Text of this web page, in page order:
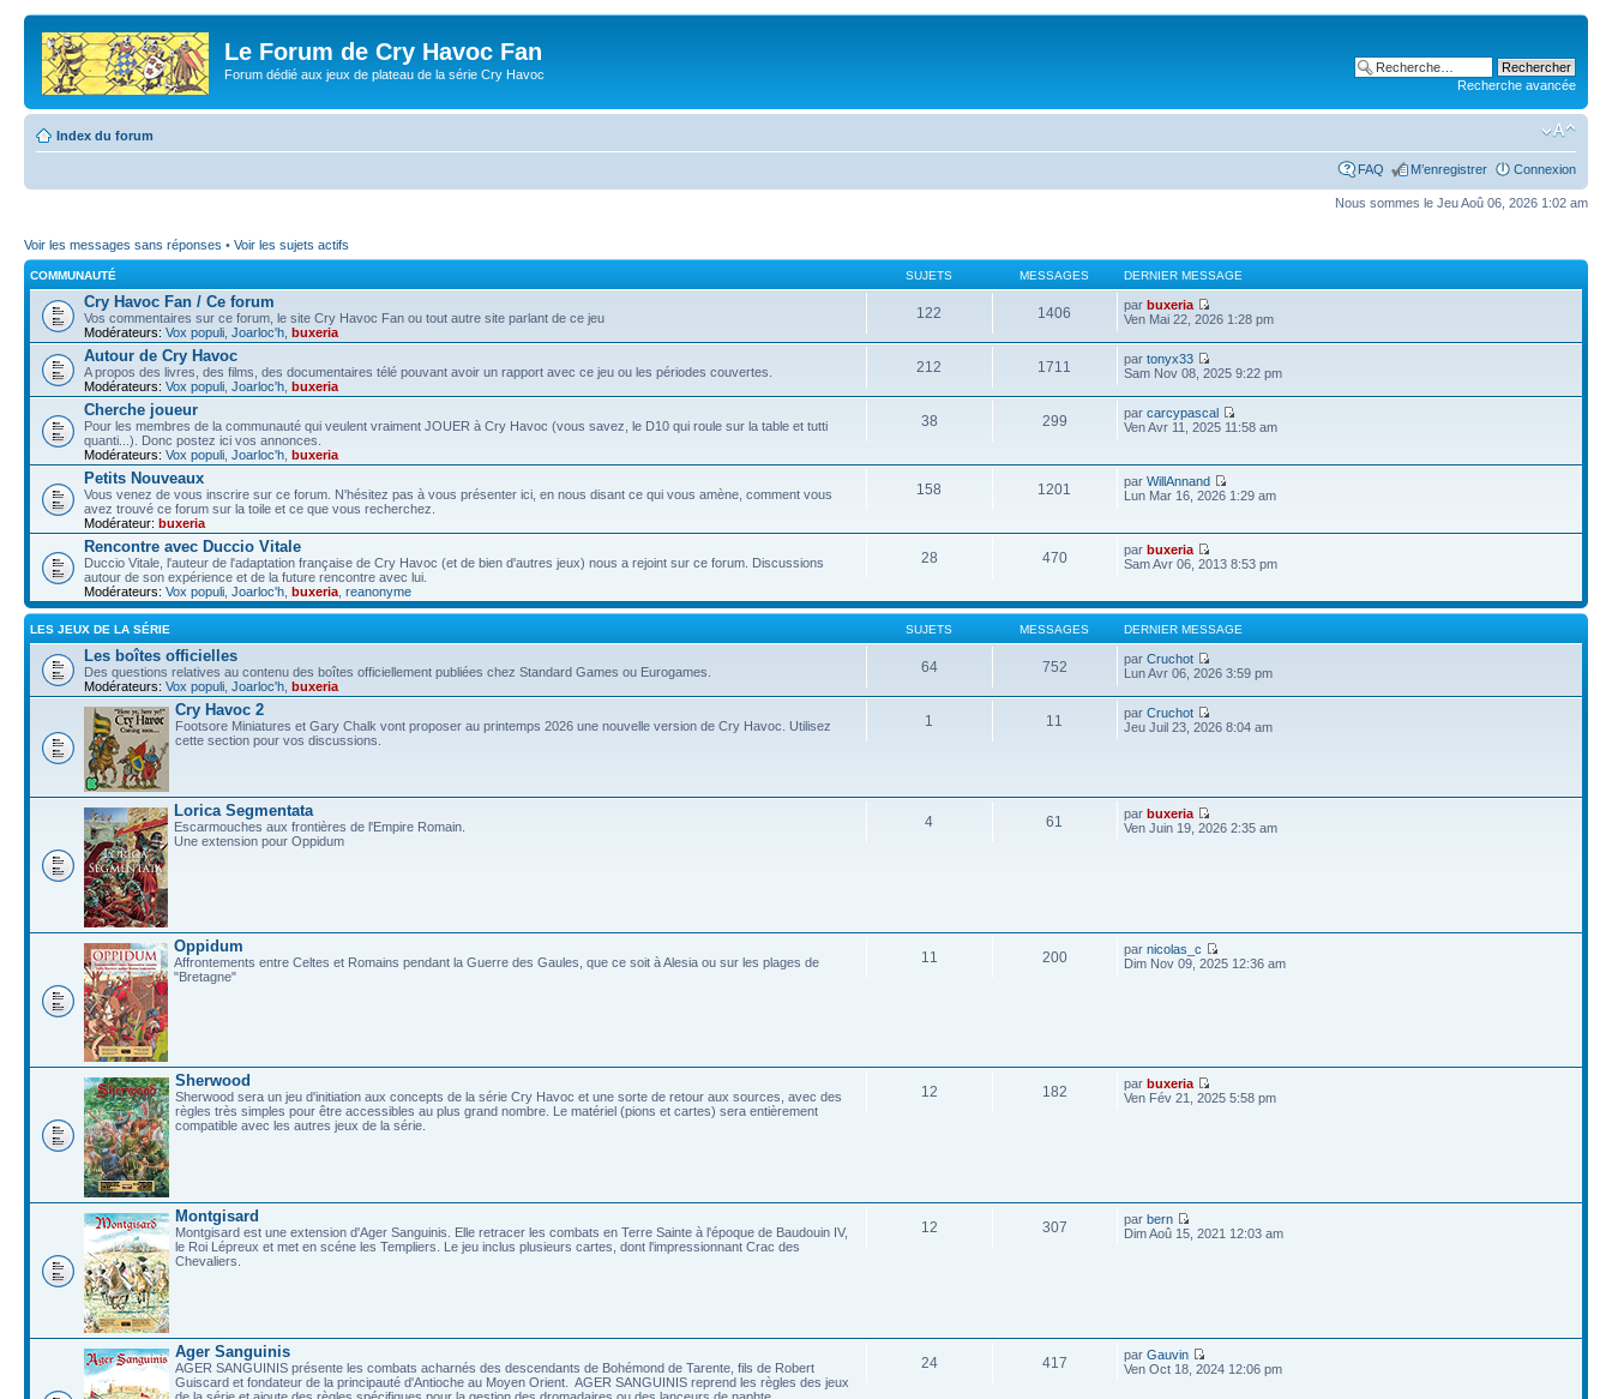
Le Forum de Cry Havoc Fan
Forum dédié aux jeux de plateau de la série Cry Havoc
Recherche avancée
Index du forum
FAQ M’enregistrer Connexion
Nous sommes le Jeu Aoû 06, 2026 1:02 am
Voir les messages sans réponses • Voir les sujets actifs
COMMUNAUTÉ SUJETS MESSAGES DERNIER MESSAGE
Cry Havoc Fan / Ce forum
Vos commentaires sur ce forum, le site Cry Havoc Fan ou tout autre site parlant de ce jeu
Modérateurs: Vox populi Joarloc'h buxeria
122 1406 parbuxeria
Ven Mai 22, 2026 1:28 pm
Autour de Cry Havoc
A propos des livres, des films, des documentaires télé pouvant avoir un rapport avec ce jeu ou les périodes couvertes.
Modérateurs: Vox populi Joarloc'h buxeria
212 1711 partonyx33
Sam Nov 08, 2025 9:22 pm
Cherche joueur
Pour les membres de la communauté qui veulent vraiment JOUER à Cry Havoc (vous savez, le D10 qui roule sur la table et tutti
quanti...). Donc postez ici vos annonces.
Modérateurs: Vox populi Joarloc'h buxeria
38 299 parcarcypascal
Ven Avr 11, 2025 11:58 am
Petits Nouveaux
Vous venez de vous inscrire sur ce forum. N'hésitez pas à vous présenter ici, en nous disant ce qui vous amène, comment vous
avez trouvé ce forum sur la toile et ce que vous recherchez.
Modérateur: buxeria
158 1201 parWillAnnand
Lun Mar 16, 2026 1:29 am
Rencontre avec Duccio Vitale
Duccio Vitale, l'auteur de l'adaptation française de Cry Havoc (et de bien d'autres jeux) nous a rejoint sur ce forum. Discussions
autour de son expérience et de la future rencontre avec lui.
Modérateurs: Vox populi Joarloc'h buxeria reanonyme
28 470 parbuxeria
Sam Avr 06, 2013 8:53 pm
LES JEUX DE LA SÉRIE SUJETS MESSAGES DERNIER MESSAGE
Les boîtes officielles
Des questions relatives au contenu des boîtes officiellement publiées chez Standard Games ou Eurogames.
Modérateurs: Vox populi Joarloc'h buxeria
64 752 parCruchot
Lun Avr 06, 2026 3:59 pm
Cry Havoc 2
Footsore Miniatures et Gary Chalk vont proposer au printemps 2026 une nouvelle version de Cry Havoc. Utilisez
cette section pour vos discussions.
1 11 parCruchot
Jeu Juil 23, 2026 8:04 am
Lorica Segmentata
Escarmouches aux frontières de l'Empire Romain.
Une extension pour Oppidum
4 61 parbuxeria
Ven Juin 19, 2026 2:35 am
Oppidum
Affrontements entre Celtes et Romains pendant la Guerre des Gaules, que ce soit à Alesia ou sur les plages de
"Bretagne"
11 200 parnicolas_c
Dim Nov 09, 2025 12:36 am
Sherwood
Sherwood sera un jeu d'initiation aux concepts de la série Cry Havoc et une sorte de retour aux sources, avec des
règles très simples pour être accessibles au plus grand nombre. Le matériel (pions et cartes) sera entièrement
compatible avec les autres jeux de la série.
12 182 parbuxeria
Ven Fév 21, 2025 5:58 pm
Montgisard
Montgisard est une extension d'Ager Sanguinis. Elle retracer les combats en Terre Sainte à l'époque de Baudouin IV,
le Roi Lépreux et met en scéne les Templiers. Le jeu inclus plusieurs cartes, dont l'impressionnant Crac des
Chevaliers.
12 307 parbern
Dim Aoû 15, 2021 12:03 am
Ager Sanguinis
AGER SANGUINIS présente les combats acharnés des descendants de Bohémond de Tarente, fils de Robert
Guiscard et fondateur de la principauté d'Antioche au Moyen Orient. AGER SANGUINIS reprend les règles des jeux
24 417 parGauvin
Ven Oct 18, 2024 12:06 pm